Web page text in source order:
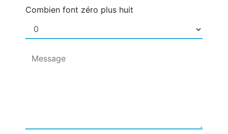
Combien font zéro plus huit